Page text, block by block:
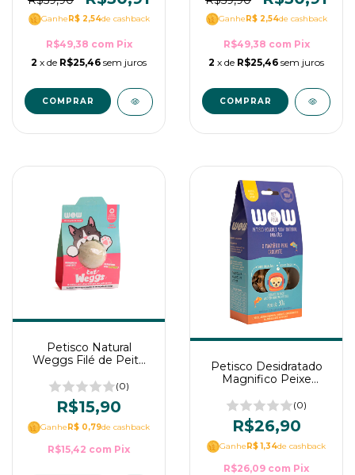
GanheR$ 2,54de cashback
R$49,38 com Pix
2 x de R$25,46 sem juros
GanheR$ 2,54de cashback
R$49,38 com Pix
2 x de R$25,46 sem juros
Petisco Natural
Weggs Filé de Peito
para gatos - WOW Pet
Food 1un
(0)
R$15,90
GanheR$ 0,79de cashback
R$15,42 com Pix
Petisco Desidratado
Magnifico Peixe
WOW Pet Food 30g
(0)
R$26,90
GanheR$ 1,34de cashback
R$26,09 com Pix